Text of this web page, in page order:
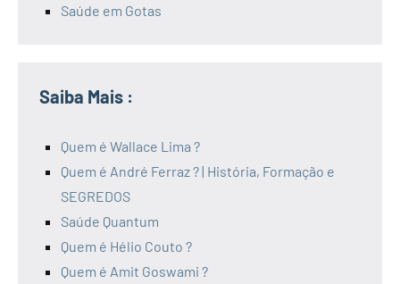
Saúde em Gotas
Saiba Mais :
Quem é Wallace Lima ?
Quem é André Ferraz ? | História, Formação e
SEGREDOS
Saúde Quantum
Quem é Hélio Couto ?
Quem é Amit Goswami ?